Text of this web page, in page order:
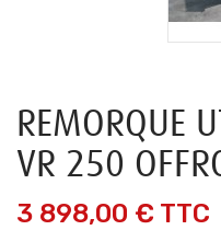
REMORQUE
VR 250
3 898,00 € TTC